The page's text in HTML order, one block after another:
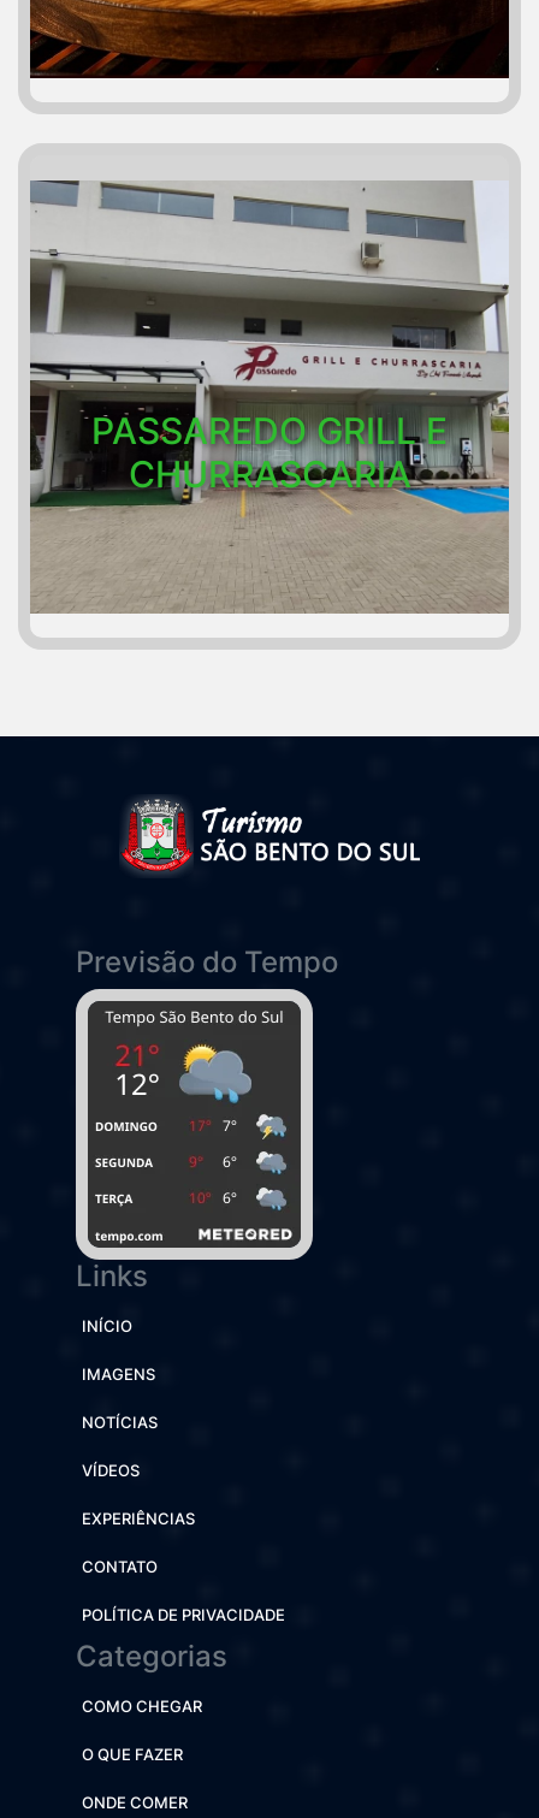
PASSAREDO GRILL E
CHURRASCARIA
Previsão do Tempo
Links
INÍCIO
IMAGENS
NOTÍCIAS
VÍDEOS
EXPERIÊNCIAS
CONTATO
POLÍTICA DE PRIVACIDADE
Categorias
COMO CHEGAR
O QUE FAZER
ONDE COMER